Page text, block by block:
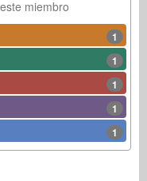
miembro
1
1
1
1
1